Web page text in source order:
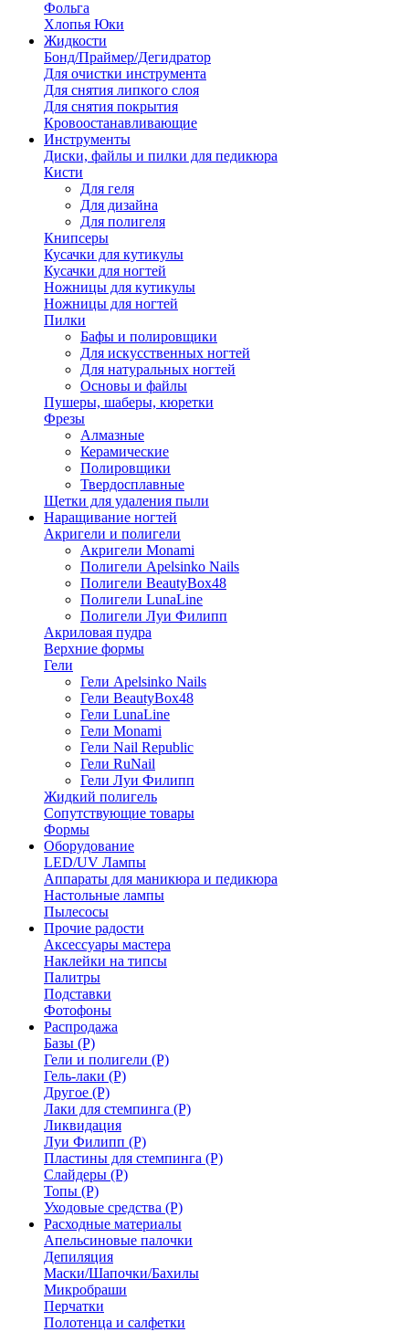
Фольга
Хлопья Юки
Жидкости
Бонд/Праймер/Дегидратор
Для очистки инструмента
Для снятия липкого слоя
Для снятия покрытия
Кровоостанавливающие
Инструменты
Диски, файлы и пилки для педикюра
Кисти
Для геля
Для дизайна
Для полигеля
Книпсеры
Кусачки для кутикулы
Кусачки для ногтей
Ножницы для кутикулы
Ножницы для ногтей
Пилки
Бафы и полировщики
Для искусственных ногтей
Для натуральных ногтей
Основы и файлы
Пушеры, шаберы, кюретки
Фрезы
Алмазные
Керамические
Полировщики
Твердосплавные
Щетки для удаления пыли
Наращивание ногтей
Акригели и полигели
Акригели Monami
Полигели Apelsinko Nails
Полигели BeautyBox48
Полигели LunaLine
Полигели Луи Филипп
Акриловая пудра
Верхние формы
Гели
Гели Apelsinko Nails
Гели BeautyBox48
Гели LunaLine
Гели Monami
Гели Nail Republic
Гели RuNail
Гели Луи Филипп
Жидкий полигель
Сопутствующие товары
Формы
Оборудование
LED/UV Лампы
Аппараты для маникюра и педикюра
Настольные лампы
Пылесосы
Прочие радости
Аксессуары мастера
Наклейки на типсы
Палитры
Подставки
Фотофоны
Распродажа
Базы (Р)
Гели и полигели (Р)
Гель-лаки (Р)
Другое (Р)
Лаки для стемпинга (Р)
Ликвидация
Луи Филипп (Р)
Пластины для стемпинга (Р)
Слайдеры (Р)
Топы (Р)
Уходовые средства (Р)
Расходные материалы
Апельсиновые палочки
Депиляция
Маски/Шапочки/Бахилы
Микробраши
Перчатки
Полотенца и салфетки